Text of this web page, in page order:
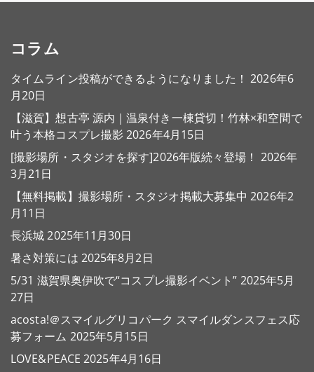
コラム
タイムライン投稿ができるようになりました！ 2026年6
月20日
【滋賀】想古亭 源内｜温泉付き一棟貸切！竹林×和空間で
叶う本格コスプレ撮影 2026年4月15日
[撮影場所・スタジオを探す]2026年版続々登場！ 2026年
3月21日
【無料掲載】撮影場所・スタジオ掲載大募集中 2026年2
月11日
長浜城 2025年11月30日
暑さ対策には 2025年8月2日
5/31 滋賀県奥伊吹で“コスプレ撮影イベント” 2025年5月
27日
acosta!＠スマイルグリコパーク スマイルダンスフェス応
募フォーム 2025年5月15日
LOVE&PEACE 2025年4月16日